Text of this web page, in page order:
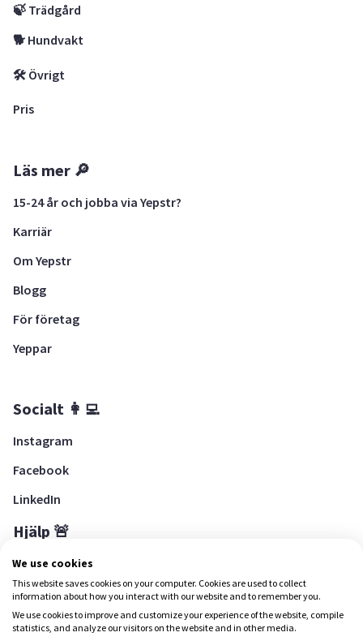
🍃 Trädgård
🐕 Hundvakt
🛠 Övrigt
Pris
Läs mer 🔎
15-24 år och jobba via Yepstr?
Karriär
Om Yepstr
Blogg
För företag
Yeppar
Socialt 👩‍💻
Instagram
Facebook
LinkedIn
Hjälp 🚨
Hjälpcenter
Ladda ned Yepstr
We use cookies
This website saves cookies on your computer. Cookies are used to collect
information about how you interact with our website and to remember you.
We use cookies to improve and customize your experience of the website, compile
statistics, and analyze our visitors on the website and in other media.